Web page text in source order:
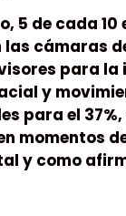
5 de cada
cámaras
para la
y
para el
momentos
y como